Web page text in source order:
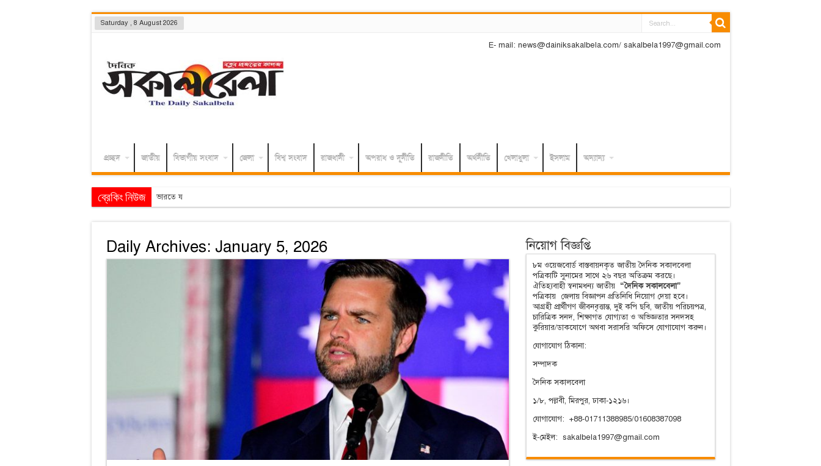
Saturday , 8 August 2026
E- mail: news@dainiksakalbela.com/ sakalbela1997@gmail.com
প্রচ্ছদ জাতীয় বিভাগীয় সংবাদ জেলা বিশ্ব সংবাদ রাজধানী অপরাধ ও দূর্নীতি রাজনীতি অর্থনীতি খেলাধুলা ইসলাম অন্যান্য
ব্রেকিং নিউজ ভারতে যেভাবে দিন কাটাচ্ছেন পলাতক আ.লীগ নেতারা
Daily Archives: January 5, 2026 নিয়োগ বিজ্ঞপ্তি
৮ম ওয়েজবোর্ড বাস্তবায়নকৃত জাতীয় দৈনিক সকালবেলা
পত্রিকাটি সুনামের সাথে ২৬ বছর অতিক্রম করছে।
ঐতিহ্যবাহী স্বনামধন্য জাতীয় “দৈনিক সকালবেলা”
পত্রিকায় জেলায় বিজ্ঞাপন প্রতিনিধি নিয়োগ দেয়া হবে।
আগ্রহী প্রার্থীগণ জীবনবৃত্তান্ত, দুই কপি ছবি, জাতীয় পরিচয়পত্র,
চারিত্রিক সনদ, শিক্ষাগত যোগ্যতা ও অভিজ্ঞতার সনদসহ
কুরিয়ার/ডাকযোগে অথবা সরাসরি অফিসে যোগাযোগ করুন।
যোগাযোগ ঠিকানা:
সম্পাদক
দৈনিক সকালবেলা
১/৮, পল্লবী, মিরপুর, ঢাকা-১২১৬।
যোগাযোগ: +88-01711388985/01608387098
ই-মেইল: sakalbela1997@gmail.com